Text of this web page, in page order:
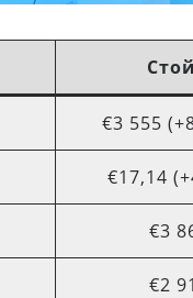
€3 555
€17,14
€3
€2